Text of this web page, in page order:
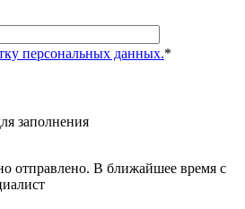
персональных данных.*
заполнения
отправлено. В ближайшее время с